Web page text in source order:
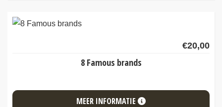
€20,00
8 Famous brands
MEER INFORMATIE